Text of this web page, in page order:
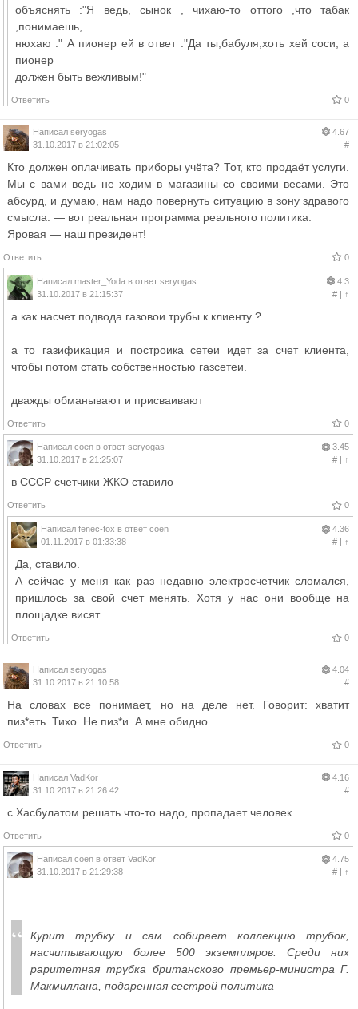
объяснять :"Я ведь, сынок , чихаю-то оттого ,что табак
,понимаешь,
нюхаю ." А пионер ей в ответ :"Да ты,бабуля,хоть хeй соси, а
пионер
должен быть вежливым!"
Ответить 0
Написал seryogas
31.10.2017 в 21:02:05
4.67
#
Кто должен оплачивать приборы учёта? Тот, кто продаёт услуги.
Мы с вами ведь не ходим в магазины со своими весами. Это
абсурд, и думаю, нам надо повернуть ситуацию в зону здравого
смысла. — вот реальная программа реального политика.
Яровая — наш президент!
Ответить 0
Написал master_Yoda в ответ seryogas
31.10.2017 в 21:15:37
4.3
#| ↑
а как насчет подвода газовои трубы к клиенту ?
а то газификация и построика сетеи идет за счет клиента,
чтобы потом стать собственностью газсетеи.
дважды обманывают и присваивают
Ответить 0
Написал coen в ответ seryogas
31.10.2017 в 21:25:07
3.45
#| ↑
в СССР счетчики ЖКО ставило
Ответить 0
Написал fenec-fox в ответ coen
01.11.2017 в 01:33:38
4.36
#| ↑
Да, ставило.
А сейчас у меня как раз недавно электросчетчик сломался,
пришлось за свой счет менять. Хотя у нас они вообще на
площадке висят.
Ответить 0
Написал seryogas
31.10.2017 в 21:10:58
4.04
#
На словах все понимает, но на деле нет. Говорит: хватит
пиз*еть. Тихо. Не пиз*и. А мне обидно
Ответить 0
Написал VadKor
31.10.2017 в 21:26:42
4.16
#
с Хасбулатом решать что-то надо, пропадает человек...
Ответить 0
Написал coen в ответ VadKor
31.10.2017 в 21:29:38
4.75
#| ↑
Курит трубку и сам собирает коллекцию трубок,
насчитывающую более 500 экземпляров. Среди них
раритетная трубка британского премьер-министра Г.
Макмиллана, подаренная сестрой политика